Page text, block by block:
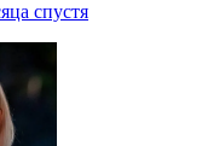
спустя